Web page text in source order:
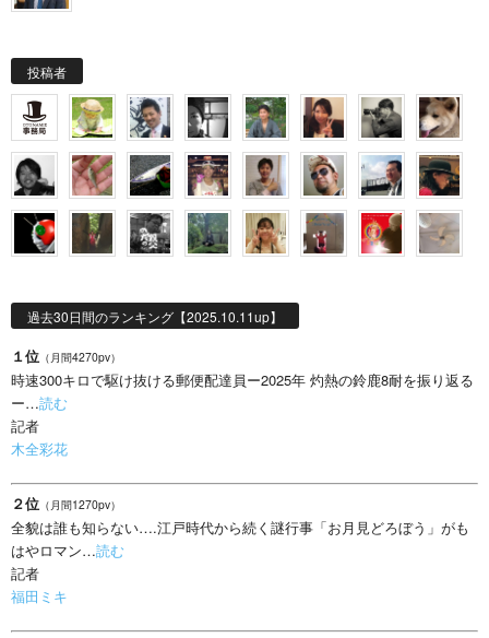
投稿者
過去30日間のランキング【2025.10.11up】
１位 （月間4270pv）
時速300キロで駆け抜ける郵便配達員ー2025年 灼熱の鈴鹿8耐を振り返る
ー…読む
記者
木全彩花
２位 （月間1270pv）
全貌は誰も知らない….江戸時代から続く謎行事「お月見どろぼう」がも
はやロマン…読む
記者
福田ミキ